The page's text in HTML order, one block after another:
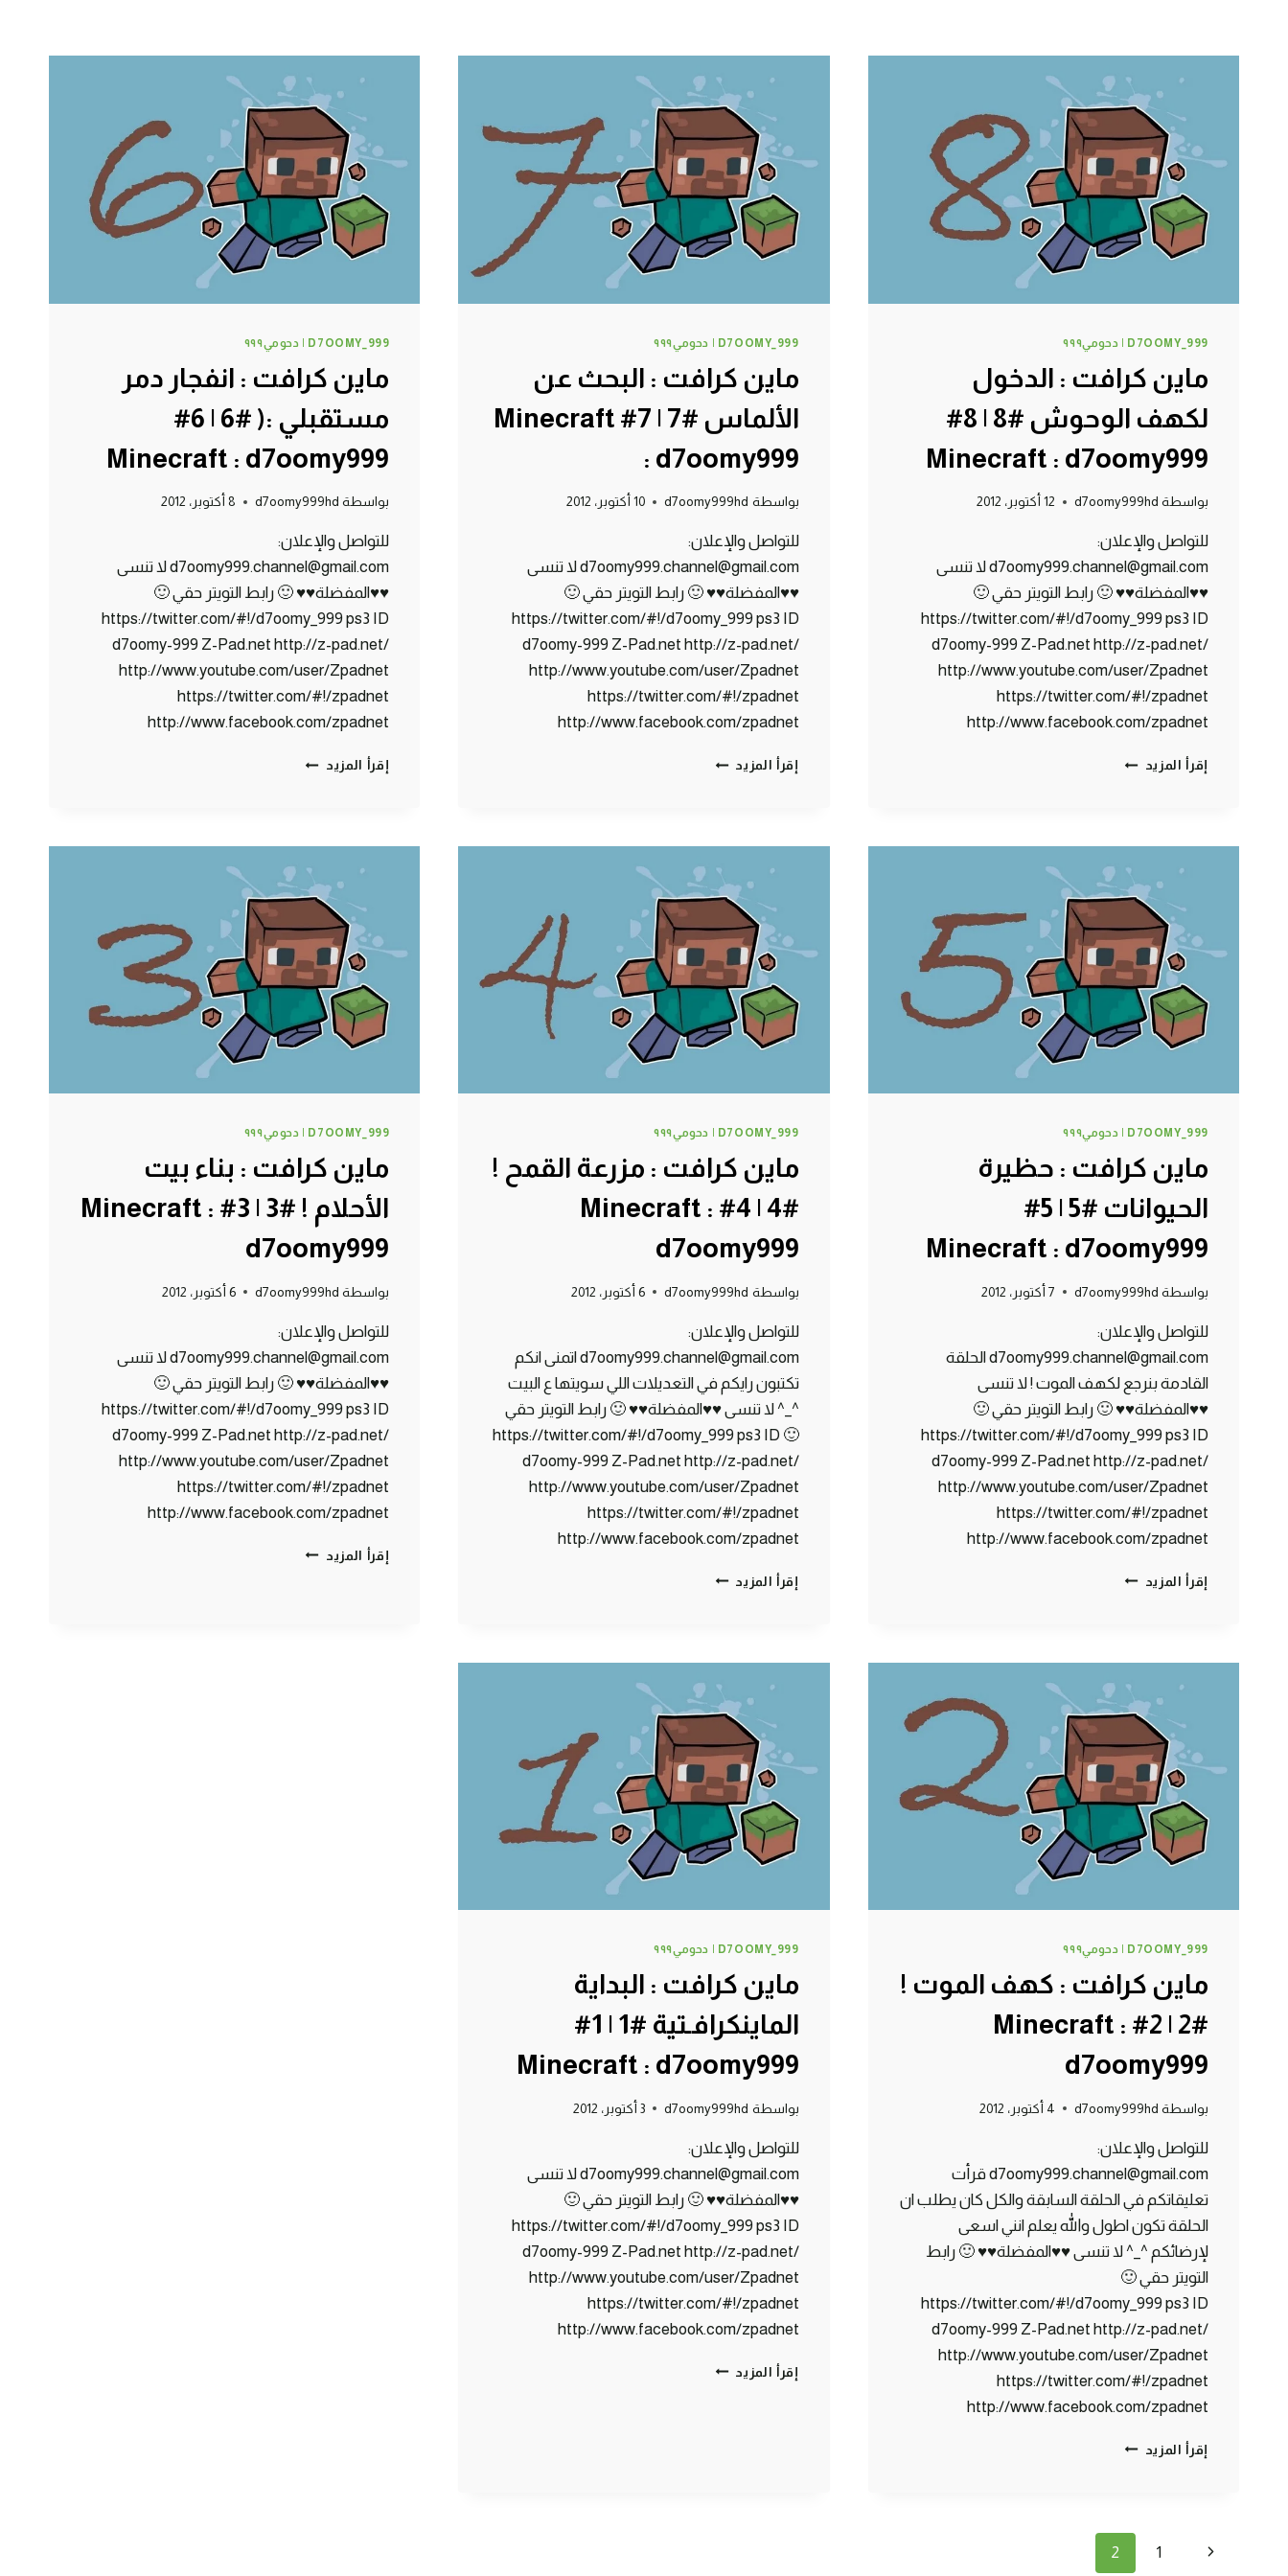
D7OOMY_999 | دحومي٩٩٩
ماين كرافت : الدخول
لكهف الوحوش #8 | 8#
Minecraft : d7oomy999
بواسطة d7oomy999hd 12 أكتوبر، 2012
للتواصل والإعلان:
d7oomy999.channel@gmail.com لا تنسى
♥♥المفضلة♥♥ 🙂 رابط التويتر حقي 🙂
https://twitter.com/#!/d7oomy_999 ps3 ID
d7oomy-999 Z-Pad.net http://z-pad.net/
http://www.youtube.com/user/Zpadnet
https://twitter.com/#!/zpadnet
http://www.facebook.com/zpadnet
إقرأ المزيد ماين
#8
|
MINECRAFT
:
D7OOMY999
D7OOMY_999 | دحومي٩٩٩
ماين كرافت : البحث عن
الألماس #7 | 7# Minecraft
: d7oomy999
بواسطة d7oomy999hd 10 أكتوبر، 2012
للتواصل والإعلان:
d7oomy999.channel@gmail.com لا تنسى
♥♥المفضلة♥♥ 🙂 رابط التويتر حقي 🙂
https://twitter.com/#!/d7oomy_999 ps3 ID
d7oomy-999 Z-Pad.net http://z-pad.net/
http://www.youtube.com/user/Zpadnet
https://twitter.com/#!/zpadnet
http://www.facebook.com/zpadnet
إقرأ المزيد ماين
#7
|
MINECRAFT
:
D7OOMY999
D7OOMY_999 | دحومي٩٩٩
ماين كرافت : انفجار دمر
مستقبلي :( #6 | 6#
Minecraft : d7oomy999
بواسطة d7oomy999hd 8 أكتوبر، 2012
للتواصل والإعلان:
d7oomy999.channel@gmail.com لا تنسى
♥♥المفضلة♥♥ 🙂 رابط التويتر حقي 🙂
https://twitter.com/#!/d7oomy_999 ps3 ID
d7oomy-999 Z-Pad.net http://z-pad.net/
http://www.youtube.com/user/Zpadnet
https://twitter.com/#!/zpadnet
http://www.facebook.com/zpadnet
إقرأ المزيد ماين
:
(
|
6#
MINECRAFT
:
D7OOMY999
D7OOMY_999 | دحومي٩٩٩
ماين كرافت : حظيرة
الحيوانات #5 | 5#
Minecraft : d7oomy999
بواسطة d7oomy999hd 7 أكتوبر، 2012
للتواصل والإعلان:
d7oomy999.channel@gmail.com الحلقة
القادمة بنرجع لكهف الموت ! لا تنسى
♥♥المفضلة♥♥ 🙂 رابط التويتر حقي 🙂
https://twitter.com/#!/d7oomy_999 ps3 ID
d7oomy-999 Z-Pad.net http://z-pad.net/
http://www.youtube.com/user/Zpadnet
https://twitter.com/#!/zpadnet
http://www.facebook.com/zpadnet
إقرأ المزيد ماين
5#
MINECRAFT
:
D7OOMY999
D7OOMY_999 | دحومي٩٩٩
ماين كرافت : مزرعة القمح !
#4 | 4# Minecraft :
d7oomy999
بواسطة d7oomy999hd 6 أكتوبر، 2012
للتواصل والإعلان:
d7oomy999.channel@gmail.com اتمنى انكم
تكتبون رايكم في التعديلات اللي سويتها ع البيت
^_^ لا تنسى ♥♥المفضلة♥♥ 🙂 رابط التويتر حقي
🙂 https://twitter.com/#!/d7oomy_999 ps3 ID
d7oomy-999 Z-Pad.net http://z-pad.net/
http://www.youtube.com/user/Zpadnet
https://twitter.com/#!/zpadnet
http://www.facebook.com/zpadnet
إقرأ المزيد ماين
#4
|
MINECRAFT
:
D7OOMY999
D7OOMY_999 | دحومي٩٩٩
ماين كرافت : بناء بيت
الأحلام ! #3 | 3# Minecraft :
d7oomy999
بواسطة d7oomy999hd 6 أكتوبر، 2012
للتواصل والإعلان:
d7oomy999.channel@gmail.com لا تنسى
♥♥المفضلة♥♥ 🙂 رابط التويتر حقي 🙂
https://twitter.com/#!/d7oomy_999 ps3 ID
d7oomy-999 Z-Pad.net http://z-pad.net/
http://www.youtube.com/user/Zpadnet
https://twitter.com/#!/zpadnet
http://www.facebook.com/zpadnet
إقرأ المزيد ماين
D7OOMY_999 | دحومي٩٩٩
ماين كرافت : كهف الموت !
#2 | 2# Minecraft :
d7oomy999
بواسطة d7oomy999hd 4 أكتوبر، 2012
للتواصل والإعلان:
d7oomy999.channel@gmail.com قرأت
تعليقاتكم في الحلقة السابقة والكل كان يطلب ان
الحلقة تكون اطول والله يعلم انني اسعى
لإرضائكم ^_^ لا تنسى ♥♥المفضلة♥♥ 🙂 رابط
التويتر حقي 🙂
https://twitter.com/#!/d7oomy_999 ps3 ID
d7oomy-999 Z-Pad.net http://z-pad.net/
http://www.youtube.com/user/Zpadnet
https://twitter.com/#!/zpadnet
http://www.facebook.com/zpadnet
إقرأ المزيد ماين
D7OOMY_999 | دحومي٩٩٩
ماين كرافت : البداية
الماينكرافـتية #1 | 1#
Minecraft : d7oomy999
بواسطة d7oomy999hd 3 أكتوبر، 2012
للتواصل والإعلان:
d7oomy999.channel@gmail.com لا تنسى
♥♥المفضلة♥♥ 🙂 رابط التويتر حقي 🙂
https://twitter.com/#!/d7oomy_999 ps3 ID
d7oomy-999 Z-Pad.net http://z-pad.net/
http://www.youtube.com/user/Zpadnet
https://twitter.com/#!/zpadnet
http://www.facebook.com/zpadnet
إقرأ المزيد ماين
تنقل
الصفحة 1
2